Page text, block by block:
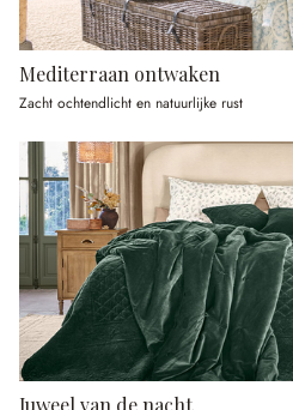
Mediterraan ontwaken
Zacht ochtendlicht en natuurlijke rust
Juweel van de nacht